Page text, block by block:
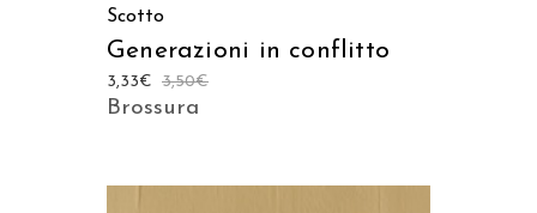
Scotto
Generazioni in conflitto
3,50€
3,33€
Brossura